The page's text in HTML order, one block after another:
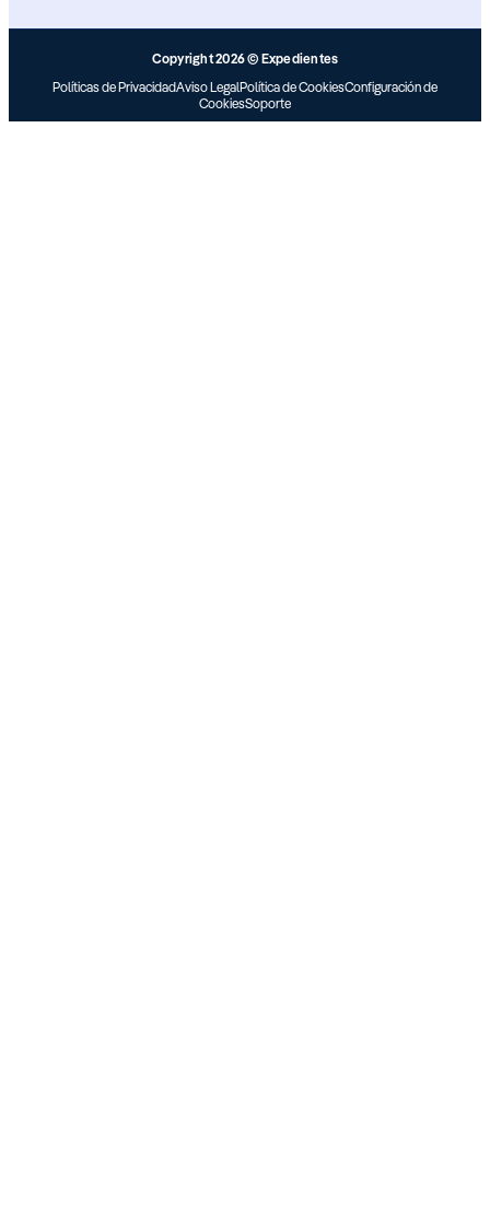
Copyright 2026 © Expedientes
Políticas de PrivacidadAviso LegalPolítica de CookiesConfiguración de
CookiesSoporte